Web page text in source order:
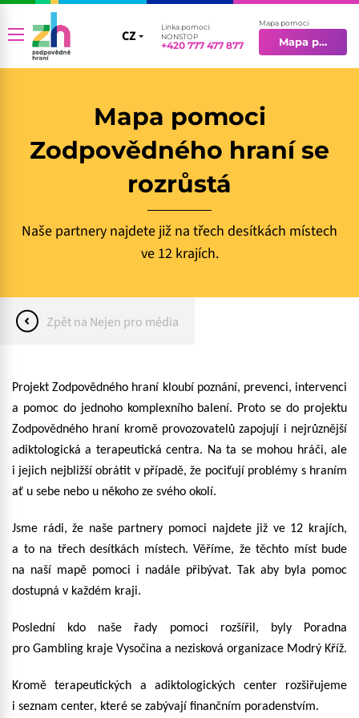
CZ
CZ
Linka pomoci:
NONSTOP
+420 777 477 877
Mapa pomoci
Mapa pomoci
Mapa pomoci
Zodpovědného hraní se
rozrůstá
Naše partnery najdete již na třech desítkách místech
ve 12 krajích.
Zpět na Nejen pro média
Projekt Zodpovědného hraní kloubí poznání, prevenci, intervenci
a pomoc do jednoho komplexního balení. Proto se do projektu
Zodpovědného hraní kromě provozovatelů zapojují i nejrůznější
adiktologická a terapeutická centra. Na ta se mohou hráči, ale
i jejich nejbližší obrátit v případě, že pociťují problémy s hraním
ať u sebe nebo u někoho ze svého okolí.
Jsme rádi, že naše partnery pomoci najdete již ve 12 krajích,
a to na třech desítkách místech. Věříme, že těchto míst bude
na naší mapě pomoci i nadále přibývat. Tak aby byla pomoc
dostupná v každém kraji.
Poslední kdo naše řady pomoci rozšířil, byly Poradna
pro Gambling kraje Vysočina a nezisková organizace Modrý Kříž.
Kromě terapeutických a adiktologických center rozšiřujeme
i seznam center, které se zabývají finančním poradenstvím.